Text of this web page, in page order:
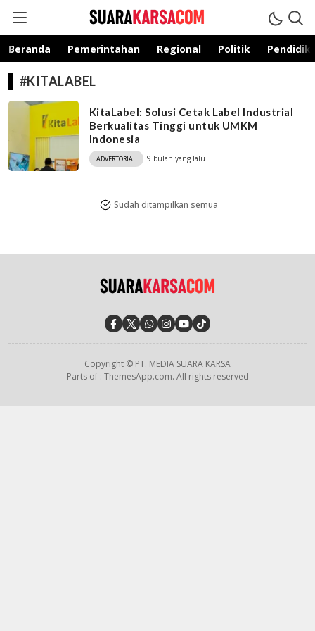
suarakarsa.com
Informasi terpercaya
Beranda Pemerintahan Regional Politik
#KITALABEL
KitaLabel: Solusi Cetak Label Industrial
Berkualitas Tinggi untuk UMKM
Indonesia
ADVERTORIAL 9 bulan yang lalu
Sudah ditampilkan semua
Copyright © PT. MEDIA SUARA KARSA
Parts of : ThemesApp.com. All rights reserved